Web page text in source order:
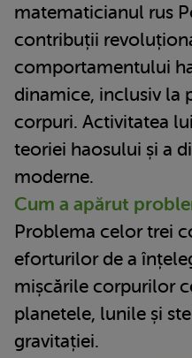
matematicianul rus
contribuții
comportamentului
dinamice, inclusiv la
corpuri. Activitatea
teoriei haosului și a
moderne.
Cum a apărut
Problema celor trei
eforturilor de a
mișcările corpurilor
planetele, lunile și
gravitației.